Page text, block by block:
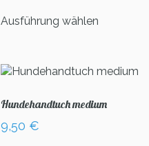
Ausführung wählenProdukt
Varianten
Die
Hundehandtuch medium
9,50 €